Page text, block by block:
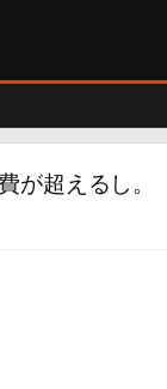
が超えるし。